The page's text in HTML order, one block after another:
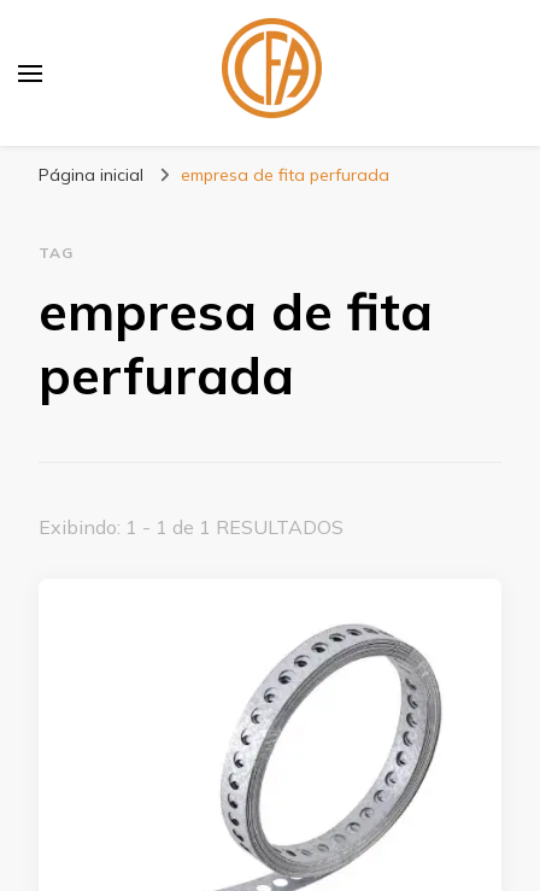
Página inicial empresa de fita perfurada
TAG
empresa de fita
perfurada
Exibindo: 1 - 1 de 1 RESULTADOS